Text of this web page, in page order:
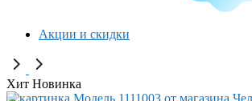
Акции и скидки
Хит Новинка